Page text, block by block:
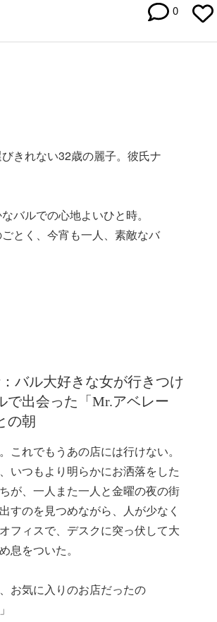
0
きれない32歳の麗子。彼氏ナ
バルでの心地よいひと時。
とく、今宵も一人、素敵なバ
バル大好きな女が行きつけ
で出会った「Mr.アベレー
の朝
これでもうあの店には行けない。
いつもより明らかにお洒落をした
が、一人また一人と金曜の夜の街
すのを見つめながら、人が少なく
フィスで、デスクに突っ伏して大
息をついた。
、お気に入りのお店だったの